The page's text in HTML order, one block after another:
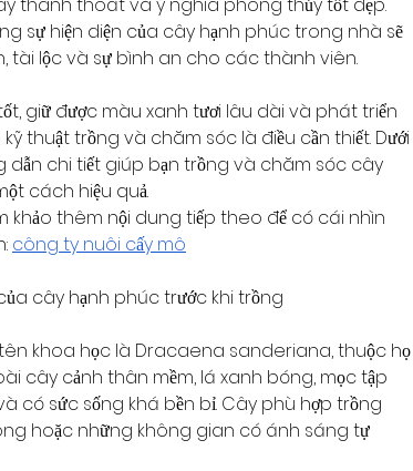
sự hiện diện của cây hạnh phúc trong nhà sẽ
tài lộc và sự bình an cho các thành viên.
giữ được màu xanh tươi lâu dài và phát triển
thuật trồng và chăm sóc là điều cần thiết. Dưới
dẫn chi tiết giúp bạn trồng và chăm sóc cây
cách hiệu quả.
khảo thêm nội dung tiếp theo để có cái nhìn
công ty nuôi cấy mô
của cây hạnh phúc trước khi trồng
khoa học là Dracaena sanderiana, thuộc họ
cây cảnh thân mềm, lá xanh bóng, mọc tập
có sức sống khá bền bỉ. Cây phù hợp trồng
hoặc những không gian có ánh sáng tự